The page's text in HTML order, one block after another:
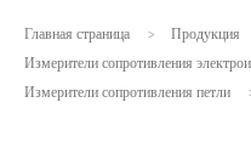
Главная страница > Продукция
Измерители сопротивления
Измерители сопротивления петли